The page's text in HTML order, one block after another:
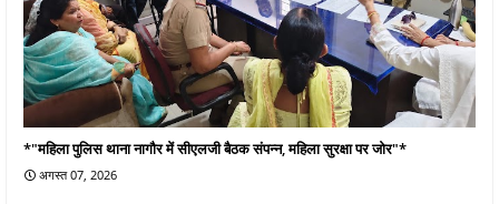
*"महिला पुलिस थाना नागौर में सीएलजी बैठक संपन्न, महिला सुरक्षा पर जोर"*
अगस्त 07, 2026